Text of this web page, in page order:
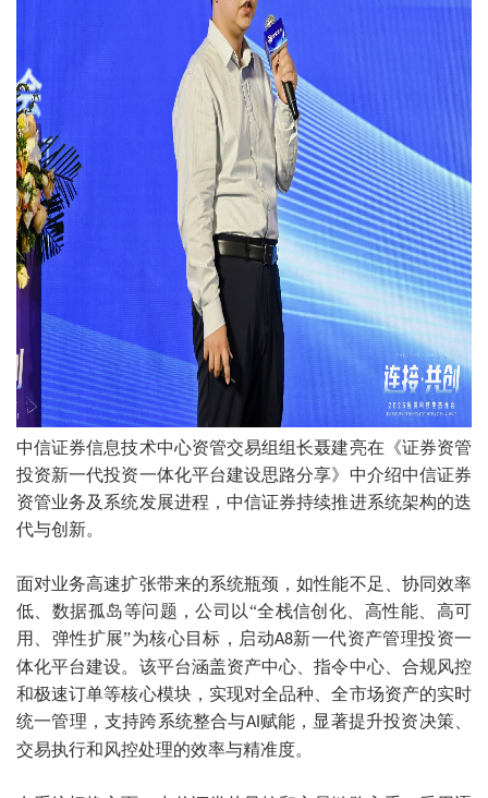
中信证券信息技术中心资管交易组组长聂建亮在《证券资管
投资新一代投资一体化平台建设思路分享》中介绍中信证券
资管业务及系统发展进程，中信证券持续推进系统架构的迭
代与创新。
面对业务高速扩张带来的系统瓶颈，如性能不足、协同效率
低、数据孤岛等问题，公司以“全栈信创化、高性能、高可
用、弹性扩展”为核心目标，启动A8新一代资产管理投资一
体化平台建设。该平台涵盖资产中心、指令中心、合规风控
和极速订单等核心模块，实现对全品种、全市场资产的实时
统一管理，支持跨系统整合与AI 赋能，显著提升投资决策、
交易执行和风控处理的效率与精准度。